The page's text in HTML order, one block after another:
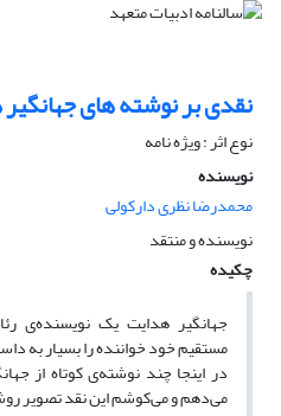
نقدی بر نوشته های
نوع اثر : ویژه نامه
نویسنده
محمدرضا نظری دارکولی
نویسنده و منتقد
چکیده
جهانگیر هدایت یک نویسنده‌ی
مستقیم خود خواننده را بسیار به
در اینجا چند نوشته‌ی کوتاه از
می‌دهم و می‌کوشم این نقد تصویر